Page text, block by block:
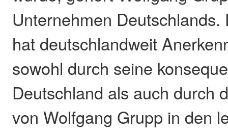
Unternehmen
hat deutschlandweit
sowohl durch seine
Deutschland als auch durch
von Wolfgang Grupp in den